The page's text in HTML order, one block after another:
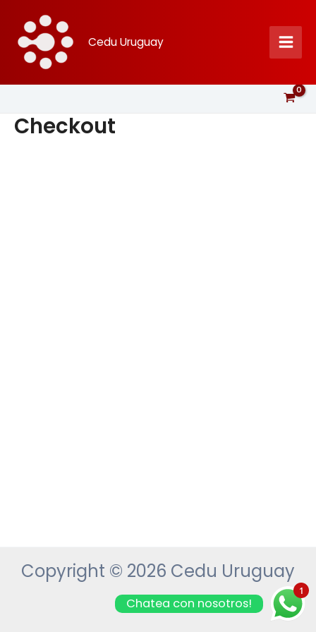
contenido
Cedu Uruguay
Checkout
Copyright © 2026 Cedu Uruguay
1
Chatea con nosotros!